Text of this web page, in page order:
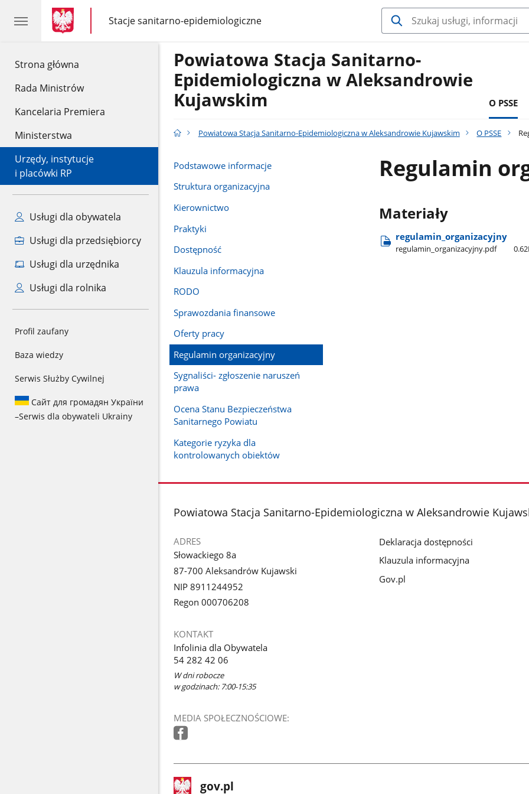
Strona główna
Rada Ministrów
Kancelaria Premiera
Ministerstwa
Urzędy, instytucje
i placówki RP
Usługi dla obywatela
Usługi dla przedsiębiorcy
Usługi dla urzędnika
Usługi dla rolnika
Profil zaufany
Baza wiedzy
Serwis Służby Cywilnej
Сайт для громадян України
–Serwis dla obywateli Ukrainy
gov.pl
gov.pl
Stacje sanitarno-epidemiologiczne
gov.pl
Stacje
sanitarno-
epidemiologiczne
Powiatowa Stacja Sanitarno-
Epidemiologiczna w Aleksandrowie
Kujawskim
O PSSE
Powiatowa Stacja Sanitarno-Epidemiologiczna w Aleksandrowie Kujawskim O PSSE
Podstawowe informacje
Struktura organizacyjna
Kierownictwo
Praktyki
Dostępność
Klauzula informacyjna
RODO
Sprawozdania finansowe
Oferty pracy
Regulamin organizacyjny
Sygnaliści- zgłoszenie naruszeń
prawa
Ocena Stanu Bezpieczeństwa
Sanitarnego Powiatu
Kategorie ryzyka dla
kontrolowanych obiektów
Regulamin
Materiały
regulamin​_organizacyjny
regulamin​_organizacyjny.pdf
stopka
Powiatowa Stacja Sanitarno-Epidemiologiczna w Aleksandrowie
ADRES
Słowackiego 8a
87-700 Aleksandrów Kujawski
NIP 8911244952
Regon 000706208
KONTAKT
Infolinia dla Obywatela
54 282 42 06
W dni robocze
w godzinach: 7:00-15:35
MEDIA SPOŁECZNOŚCIOWE:
Deklaracja dostępności
Klauzula informacyjna
Gov.pl
stopkaStrona
gov.pl